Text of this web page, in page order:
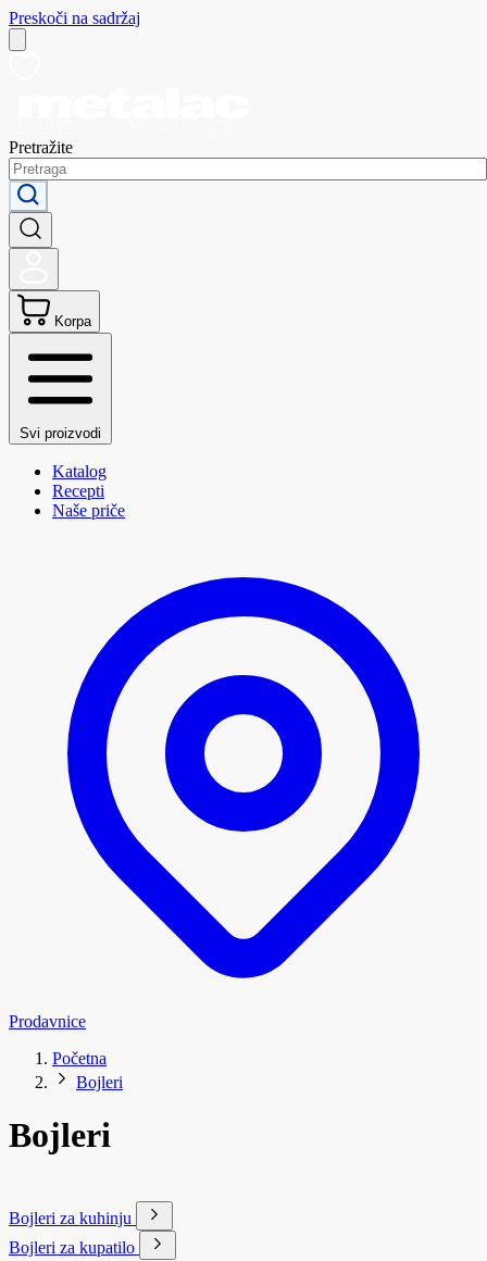
Preskoči na sadržaj
Pretražite
Korpa
Svi proizvodi
Katalog
Recepti
Naše priče
Prodavnice
Početna
Bojleri
Bojleri
Bojleri za kuhinju
Bojleri za kupatilo